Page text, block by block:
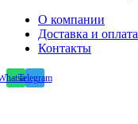
О компании
Доставка и оплата
Контакты
Telegram